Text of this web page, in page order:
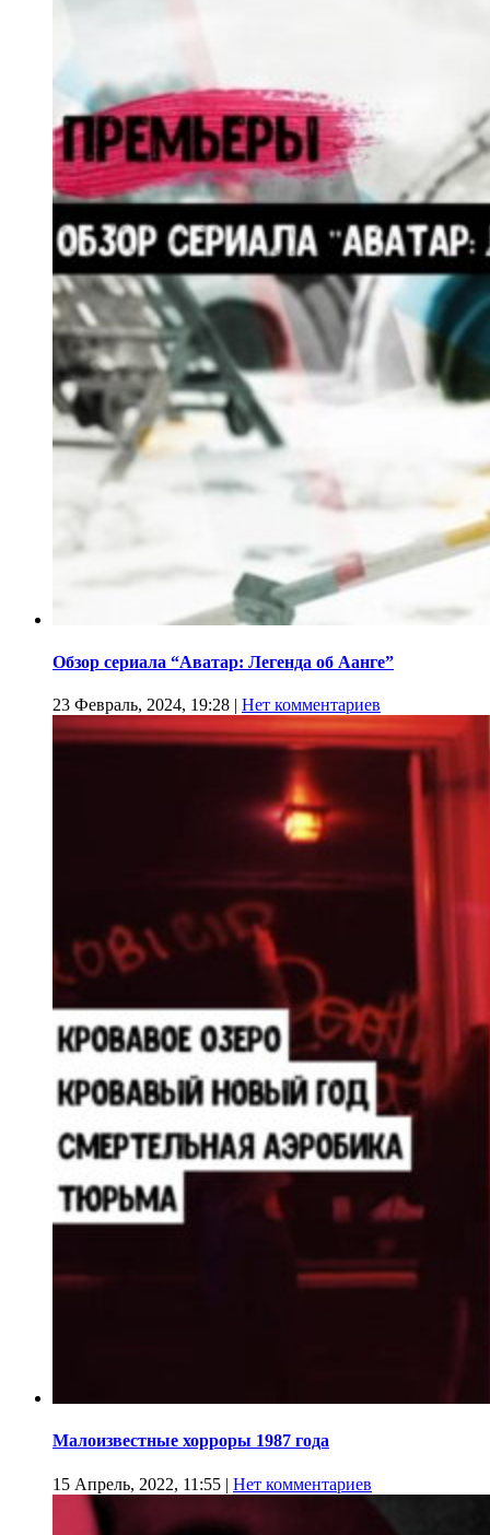
Обзор сериала “Аватар: Легенда об Аанге”
23 Февраль, 2024, 19:28 | Нет комментариев
Малоизвестные хорроры 1987 года
15 Апрель, 2022, 11:55 | Нет комментариев